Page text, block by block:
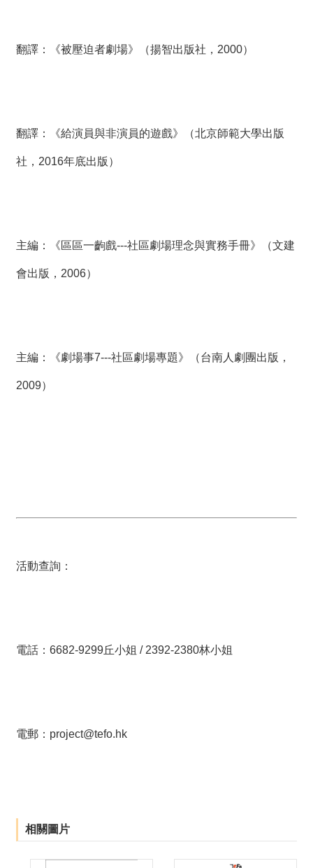
翻譯：《被壓迫者劇場》（揚智出版社，2000）
翻譯：《給演員與非演員的遊戲》（北京師範大學出版
社，2016年底出版）
主編：《區區一齣戲---社區劇場理念與實務手冊》（文建
會出版，2006）
主編：《劇場事7---社區劇場專題》（台南人劇團出版，
2009）
活動查詢：
電話：6682-9299丘小姐 / 2392-2380林小姐
電郵：project@tefo.hk
相關圖片